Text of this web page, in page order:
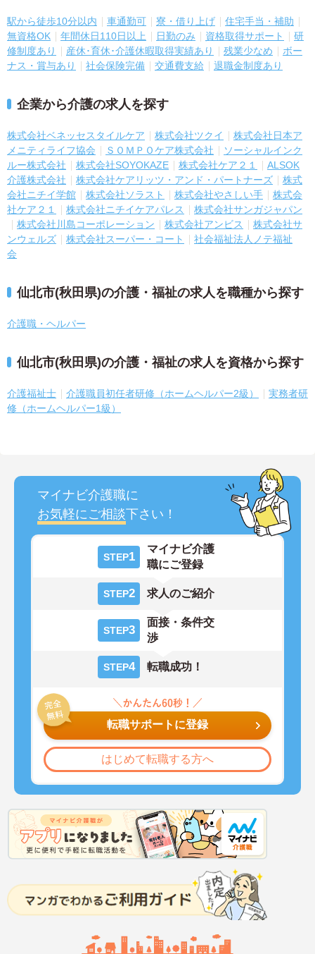
駅から徒歩10分以内 車通勤可 寮・借り上げ
住宅手当・補助
無資格OK
年間休日110日以上 日勤のみ 資格取得サポート
研
修制度あり
産休･育休･介護休暇取得実績あり 残業少なめ
ボー
ナス・賞与あり
社会保険完備 交通費支給 退職金制度あり
企業から介護の求人を探す
株式会社ベネッセスタイルケア 株式会社ツクイ
株式会社日本ア
メニティライフ協会
ＳＯＭＰＯケア株式会社
ソーシャルインク
ルー株式会社
株式会社SOYOKAZE 株式会社ケア２１
ALSOK
介護株式会社
株式会社ケアリッツ・アンド・パートナーズ
株式
会社ニチイ学館
株式会社ソラスト 株式会社やさしい手
株式会
社ケア２１
株式会社ニチイケアパレス
株式会社サンガジャパン
株式会社川島コーポレーション
株式会社アンビス
株式会社サ
ンウェルズ
株式会社スーパー・コート
社会福祉法人ノテ福祉
会
仙北市(秋田県)の介護・福祉の求人を職種から探す
介護職・ヘルパー
仙北市(秋田県)の介護・福祉の求人を資格から探す
介護福祉士 介護職員初任者研修（ホームヘルパー2級）
実務者研
修（ホームヘルパー1級）
マイナビ介護職に
お気軽にご相談下さい！
STEP1
マイナビ介護
職にご登録
STEP2 求人のご紹介
STEP3
面接・条件交
渉
STEP4 転職成功！
転職サポートに登録
はじめて転職する方へ